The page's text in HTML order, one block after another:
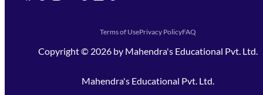
Terms of UsePrivacy PolicyFAQ
Copyright © 2026 by Mahendra's Educational Pvt. Ltd.
Mahendra's Educational Pvt. Ltd.